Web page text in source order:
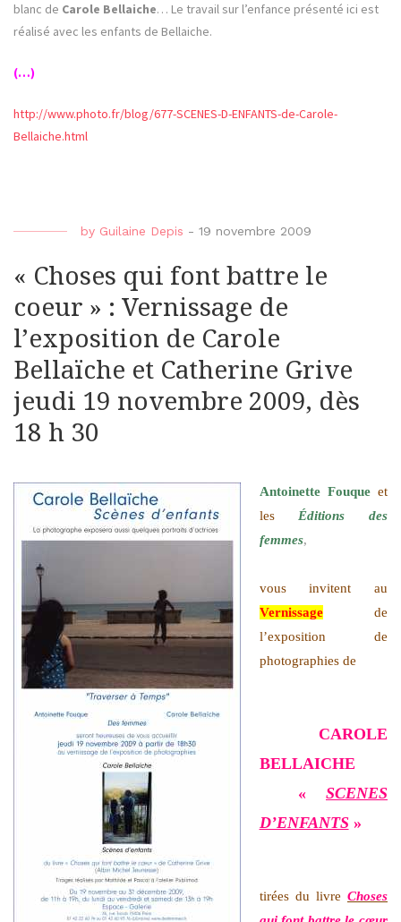
blanc de Carole Bellaiche… Le travail sur l’enfance présenté ici est
réalisé avec les enfants de Bellaiche.
(…)
http://www.photo.fr/blog/677-SCENES-D-ENFANTS-de-Carole-
Bellaiche.html
by Guilaine Depis - 19 novembre 2009
« Choses qui font battre le
coeur » : Vernissage de
l’exposition de Carole
Bellaïche et Catherine Grive
jeudi 19 novembre 2009, dès
18 h 30
Antoinette Fouque et
les
Éditions des
femmes,
vous invitent au
Vernissagede
l’exposition de
photographies de
CAROLE
BELLAICHE
« SCENES
D’ENFANTS»
tirées du livre Choses